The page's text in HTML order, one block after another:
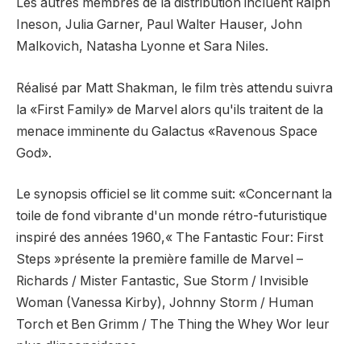
Ineson, Julia Garner, Paul Walter Hauser, John
Malkovich, Natasha Lyonne et Sara Niles.
Réalisé par Matt Shakman, le film très attendu suivra
la «First Family» de Marvel alors qu'ils traitent de la
menace imminente du Galactus «Ravenous Space
God».
Le synopsis officiel se lit comme suit: «Concernant la
toile de fond vibrante d'un monde rétro-futuristique
inspiré des années 1960,« The Fantastic Four: First
Steps »présente la première famille de Marvel –
Richards / Mister Fantastic, Sue Storm / Invisible
Woman (Vanessa Kirby), Johnny Storm / Human
Torch et Ben Grimm / The Thing the Whey Wor leur